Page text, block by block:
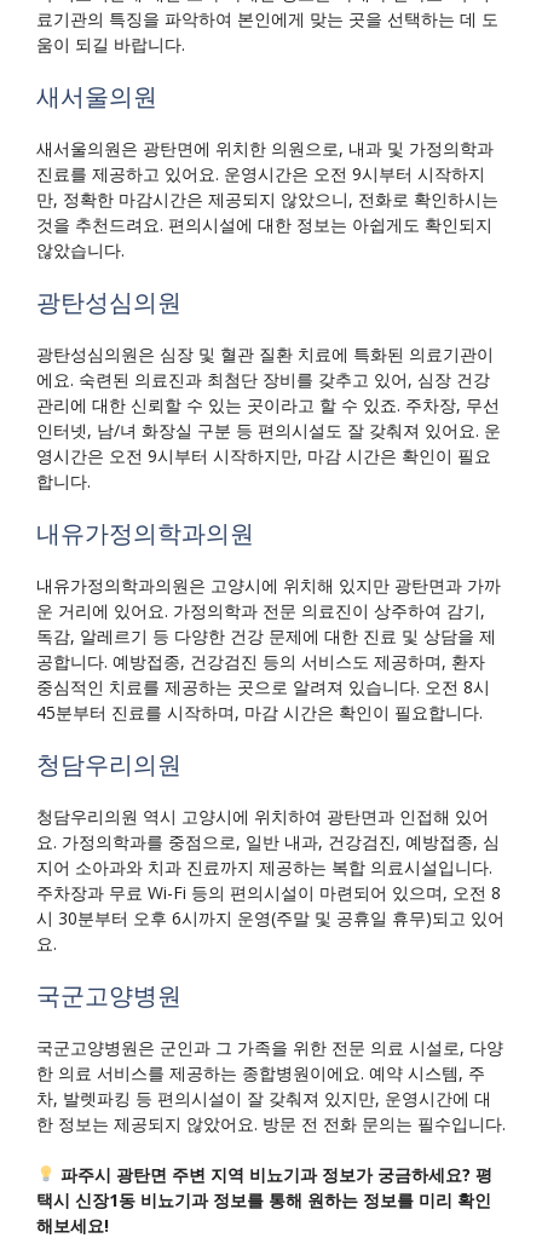
료기관의 특징을 파악하여 본인에게 맞는 곳을 선택하는 데 도
움이 되길 바랍니다.
새서울의원
새서울의원은 광탄면에 위치한 의원으로, 내과 및 가정의학과
진료를 제공하고 있어요. 운영시간은 오전 9시부터 시작하지
만, 정확한 마감시간은 제공되지 않았으니, 전화로 확인하시는
것을 추천드려요. 편의시설에 대한 정보는 아쉽게도 확인되지
않았습니다.
광탄성심의원
광탄성심의원은 심장 및 혈관 질환 치료에 특화된 의료기관이
에요. 숙련된 의료진과 최첨단 장비를 갖추고 있어, 심장 건강
관리에 대한 신뢰할 수 있는 곳이라고 할 수 있죠. 주차장, 무선
인터넷, 남/녀 화장실 구분 등 편의시설도 잘 갖춰져 있어요. 운
영시간은 오전 9시부터 시작하지만, 마감 시간은 확인이 필요
합니다.
내유가정의학과의원
내유가정의학과의원은 고양시에 위치해 있지만 광탄면과 가까
운 거리에 있어요. 가정의학과 전문 의료진이 상주하여 감기,
독감, 알레르기 등 다양한 건강 문제에 대한 진료 및 상담을 제
공합니다. 예방접종, 건강검진 등의 서비스도 제공하며, 환자
중심적인 치료를 제공하는 곳으로 알려져 있습니다. 오전 8시
45분부터 진료를 시작하며, 마감 시간은 확인이 필요합니다.
청담우리의원
청담우리의원 역시 고양시에 위치하여 광탄면과 인접해 있어
요. 가정의학과를 중점으로, 일반 내과, 건강검진, 예방접종, 심
지어 소아과와 치과 진료까지 제공하는 복합 의료시설입니다.
주차장과 무료 Wi-Fi 등의 편의시설이 마련되어 있으며, 오전 8
시 30분부터 오후 6시까지 운영(주말 및 공휴일 휴무)되고 있어
요.
국군고양병원
국군고양병원은 군인과 그 가족을 위한 전문 의료 시설로, 다양
한 의료 서비스를 제공하는 종합병원이에요. 예약 시스템, 주
차, 발렛파킹 등 편의시설이 잘 갖춰져 있지만, 운영시간에 대
한 정보는 제공되지 않았어요. 방문 전 전화 문의는 필수입니다.
파주시 광탄면 주변 지역 비뇨기과 정보가 궁금하세요? 평
택시 신장1동 비뇨기과 정보를 통해 원하는 정보를 미리 확인
해보세요!